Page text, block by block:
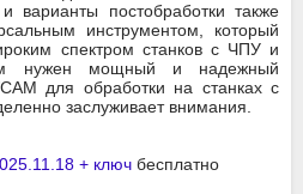
варианты постобработки также
инструментом, который
спектром станков с ЧПУ и
нужен мощный и надежный
для обработки на станках с
заслуживает внимания.
+ ключ бесплатно